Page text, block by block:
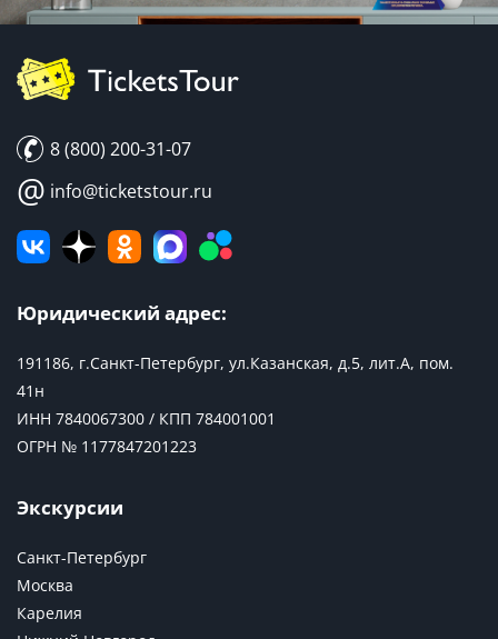
8 (800) 200-31-07
@ info@ticketstour.ru
Юридический адрес:
191186, г.Санкт-Петербург, ул.Казанская, д.5, лит.А, пом.
41н
ИНН 7840067300 / КПП 784001001
ОГРН № 1177847201223
Экскурсии
Санкт-Петербург
Москва
Карелия